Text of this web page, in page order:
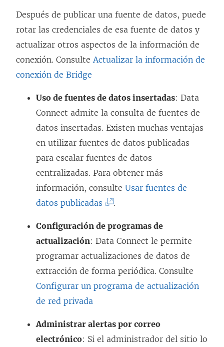
a
v
e
n
a
n
a
n
v
Después de publicar una fuente de datos, puede
rotar las credenciales de esa fuente de datos y
actualizar otros aspectos de la información de
conexión. ConsulteActualizar la información de
conexión de Bridge
Uso de fuentes de datos insertadas: Data
Connect admite la consulta de fuentes de
datos insertadas. Existen muchas ventajas
en utilizar fuentes de datos publicadas
para escalar fuentes de datos
centralizadas. Para obtener más
información, consulte Usar fuentes de
datos publicadas
e
s
.
Configuración de programas de
actualización: Data Connect le permite
programar actualizaciones de datos de
extracción de forma periódica. Consulte
Configurar un programa de actualización
de red privada
Administrar alertas por correo
electrónico: Si el administrador del sitio lo